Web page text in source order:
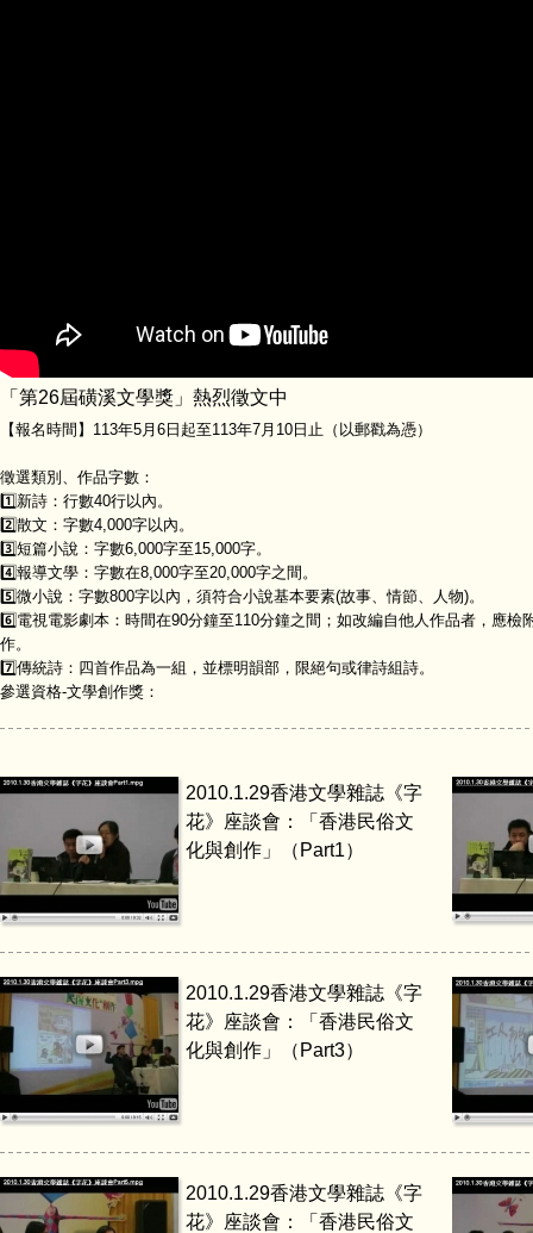
「第26屆磺溪文學獎」熱烈徵文中
【報名時間】113年5月6日起至113年7月10日止（以郵戳為憑）
徵選類別、作品字數：
1️⃣新詩：行數40行以內。
2️⃣散文：字數4,000字以內。
3️⃣短篇小說：字數6,000字至15,000字。
4️⃣報導文學：字數在8,000字至20,000字之間。
5️⃣微小說：字數800字以內，須符合小說基本要素(故事、情節、人物)。
6️⃣電視電影劇本：時間在90分鐘至110分鐘之間；如改編自他人作品者，應
作。
7️⃣傳統詩：四首作品為一組，並標明韻部，限絕句或律詩組詩。
參選資格-文學創作獎：
2010.1.29香港文學雜誌《字
花》座談會：「香港民俗文
化與創作」（Part1）
2010.1.29香港文學雜誌《字
花》座談會：「香港民俗文
化與創作」（Part3）
2010.1.29香港文學雜誌《字
花》座談會：「香港民俗文